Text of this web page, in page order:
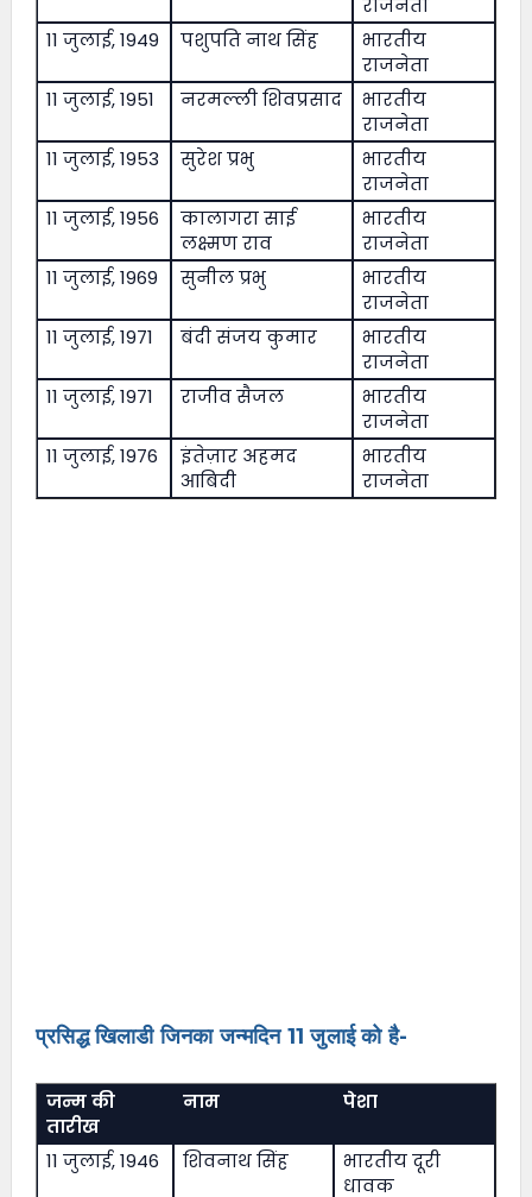
राजनेता
11 जुलाई, 1949
पशुपति नाथ सिंह
भारतीय
राजनेता
11 जुलाई, 1951
नरमल्ली शिवप्रसाद
भारतीय
राजनेता
11 जुलाई, 1953
सुरेश प्रभु
भारतीय
राजनेता
11 जुलाई, 1956
कालागरा साई
लक्ष्मण राव
भारतीय
राजनेता
11 जुलाई, 1969
सुनील प्रभु
भारतीय
राजनेता
11 जुलाई, 1971
बंदी संजय कुमार
भारतीय
राजनेता
11 जुलाई, 1971
राजीव सैजल
भारतीय
राजनेता
11 जुलाई, 1976
इंतेज़ार अहमद
आबिदी
भारतीय
राजनेता
प्रसिद्ध खिलाडी जिनका जन्मदिन 11 जुलाई को है-
जन्म की
तारीख
नाम पेशा
11 जुलाई, 1946 शिवनाथ सिंह
भारतीय दूरी
धावक